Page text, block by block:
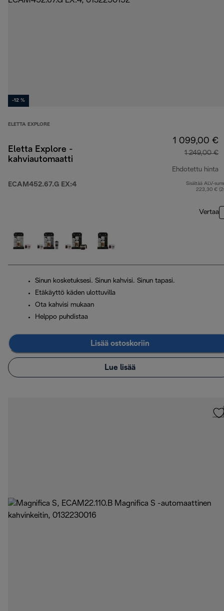
-12 %
ELETTA EXPLORE
Eletta Explore -
kahviautomaatti
ECAM452.67.G EX:4
1 099,00 €
1 249,00 €
Ehdotettu hinta
Sisältää ALV-
223,30 €
Vertaa
Sinun kosketuksesi. Sinun kahvisi. Sinun tapasi.
Etäkäyttö käden ulottuvilla
Ota kahvisi mukaan
Helppo puhdistaa
Lisää ostoskoriin
Lue lisää